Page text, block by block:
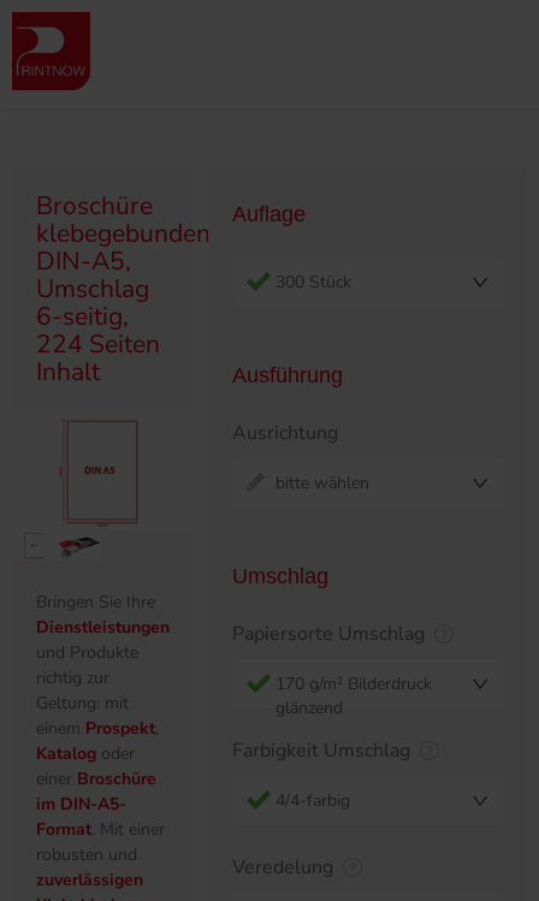
" >
Produktübersicht
Broschüre klebegebunden, DIN-A5, Umschlag 6-seitig, 224 Seiten
Inhalt
Broschüre
klebegebunden,
DIN-A5,
Umschlag
6-seitig,
224 Seiten
Inhalt
Bringen Sie Ihre
Dienstleistungen
und Produkte
richtig zur
Geltung: mit
einem Prospekt,
Katalog oder
einer Broschüre
im DIN-A5-
Format. Mit einer
robusten und
zuverlässigen
Auflage
300 Stück
Ausführung
Ausrichtung
bitte wählen
Umschlag
Papiersorte Umschlag
170 g/m² Bilderdruck
glänzend
Farbigkeit Umschlag
4/4-farbig
Veredelung